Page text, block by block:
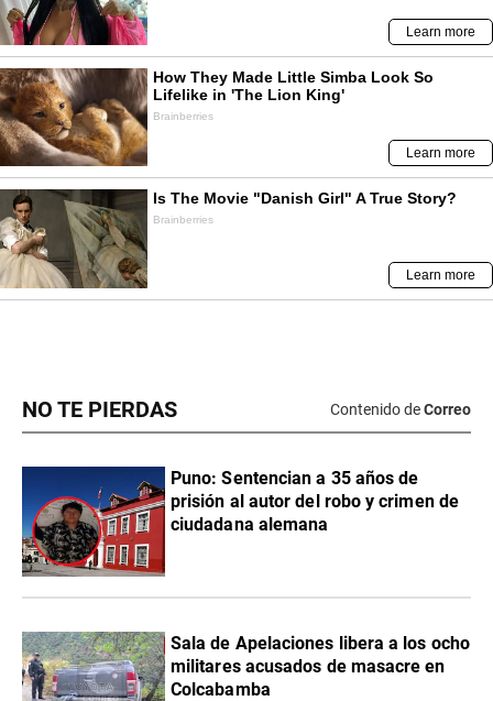
NO TE PIERDAS Contenido deCorreo
Puno: Sentencian a 35 años de
prisión al autor del robo y crimen de
ciudadana alemana
Sala de Apelaciones libera a los ocho
militares acusados de masacre en
Colcabamba